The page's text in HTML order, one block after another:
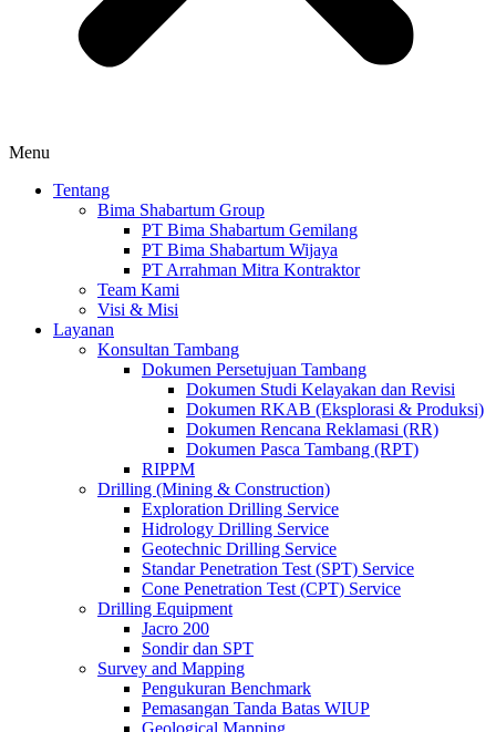
Menu
Tentang
Bima Shabartum Group
PT Bima Shabartum Gemilang
PT Bima Shabartum Wijaya
PT Arrahman Mitra Kontraktor
Team Kami
Visi & Misi
Layanan
Konsultan Tambang
Dokumen Persetujuan Tambang
Dokumen Studi Kelayakan dan Revisi
Dokumen RKAB (Eksplorasi & Produksi)
Dokumen Rencana Reklamasi (RR)
Dokumen Pasca Tambang (RPT)
RIPPM
Drilling (Mining & Construction)
Exploration Drilling Service
Hidrology Drilling Service
Geotechnic Drilling Service
Standar Penetration Test (SPT) Service
Cone Penetration Test (CPT) Service
Drilling Equipment
Jacro 200
Sondir dan SPT
Survey and Mapping
Pengukuran Benchmark
Pemasangan Tanda Batas WIUP
Geological Mapping